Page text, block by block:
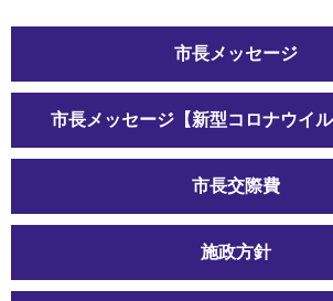
市長メッセージ
市長メッセージ【新型コロナウイル
市長交際費
施政方針